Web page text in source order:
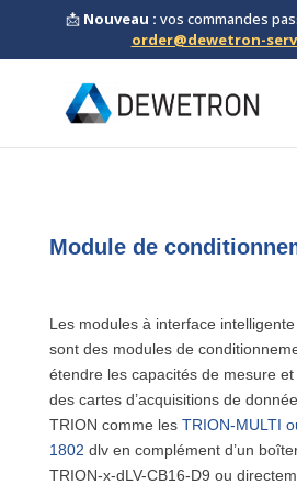
📩 Nouveau : vos commandes
order@dewetron-
Module de
Les modules à interface
sont des modules de
étendre les capacités de mesure
des cartes d’acquisitions de
TRION comme les TRION-MULTI
1802 dlv en complément d’un
TRION-x-dLV-CB16-D9 ou